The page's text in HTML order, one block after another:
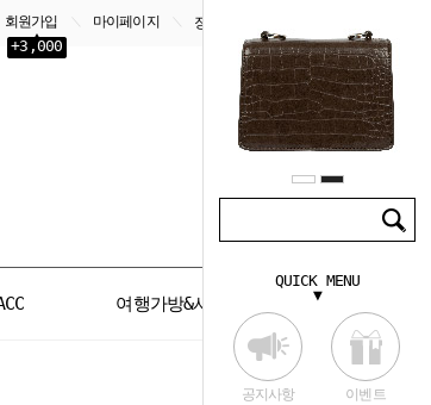
QUICK MENU
▼
공지사항 이벤트
회원가입
+3,000
마이페이지 장바구니
여행가방&서류가방